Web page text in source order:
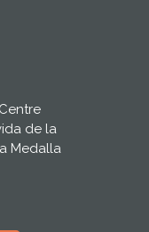
de la
Medalla